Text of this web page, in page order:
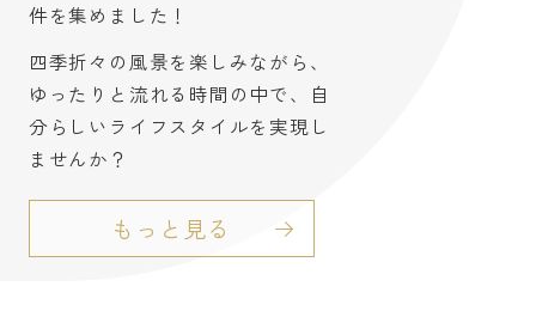
件を集めました！
四季折々の風景を楽しみながら、
ゆったりと流れる時間の中で、自
分らしいライフスタイルを実現し
ませんか？
もっと見る